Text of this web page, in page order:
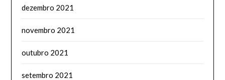
dezembro 2021
novembro 2021
outubro 2021
setembro 2021